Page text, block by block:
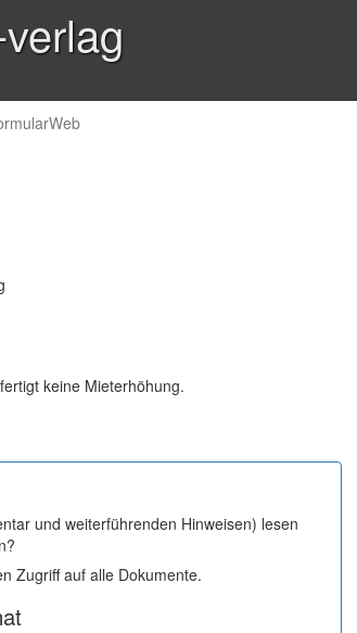
keine Mieterhöhung.
und weiterführenden Hinweisen) lesen
Zugriff auf alle Dokumente.